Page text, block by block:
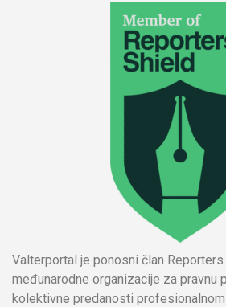
Valterportal je ponosni član Reporters
međunarodne organizacije za pravnu
kolektivne predanosti